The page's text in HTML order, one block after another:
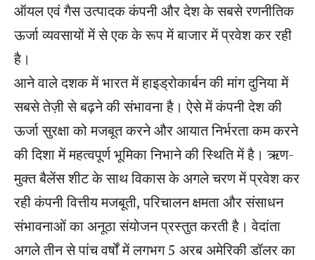
ऑयल एवं गैस उत्पादक कंपनी और देश के सबसे रणनीतिक
ऊर्जा व्यवसायों में से एक के रूप में बाजार में प्रवेश कर रही
है।
आने वाले दशक में भारत में हाइड्रोकार्बन की मांग दुनिया में
सबसे तेज़ी से बढ़ने की संभावना है। ऐसे में कंपनी देश की
ऊर्जा सुरक्षा को मजबूत करने और आयात निर्भरता कम करने
की दिशा में महत्वपूर्ण भूमिका निभाने की स्थिति में है। ऋण-
मुक्त बैलेंस शीट के साथ विकास के अगले चरण में प्रवेश कर
रही कंपनी वित्तीय मजबूती, परिचालन क्षमता और संसाधन
संभावनाओं का अनूठा संयोजन प्रस्तुत करती है। वेदांता
अगले तीन से पांच वर्षों में लगभग 5 अरब अमेरिकी डॉलर का